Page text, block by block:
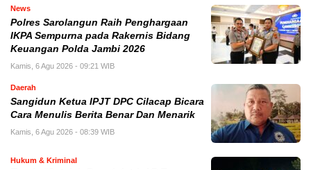
News
Polres Sarolangun Raih Penghargaan
IKPA Sempurna pada Rakernis Bidang
Keuangan Polda Jambi 2026
Kamis, 6 Agu 2026 - 09:21 WIB
Daerah
Sangidun Ketua IPJT DPC Cilacap Bicara
Cara Menulis Berita Benar Dan Menarik
Kamis, 6 Agu 2026 - 08:39 WIB
Hukum & Kriminal